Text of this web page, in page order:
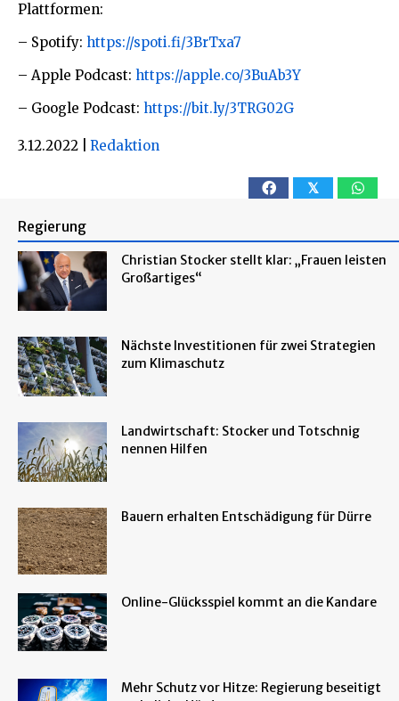
Plattformen:
– Spotify: https://spoti.fi/3BrTxa7
– Apple Podcast: https://apple.co/3BuAb3Y
– Google Podcast: https://bit.ly/3TRG02G
3.12.2022 Redaktion
𝕏
Regierung
Christian Stocker stellt klar: „Frauen leisten
Großartiges“
Nächste Investitionen für zwei Strategien
zum Klimaschutz
Landwirtschaft: Stocker und Totschnig
nennen Hilfen
Bauern erhalten Entschädigung für Dürre
Online-Glücksspiel kommt an die Kandare
Mehr Schutz vor Hitze: Regierung beseitigt